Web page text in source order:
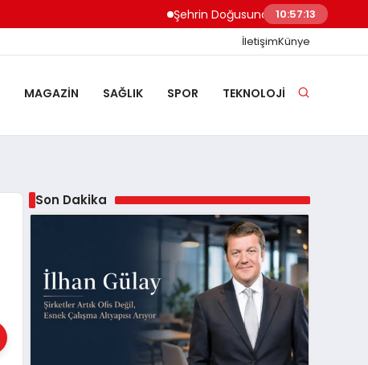
Şehrin Doğusundan Boğaz Kıyılarına
10:57:14
İletişimKünye
MAGAZIN SAĞLIK SPOR TEKNOLOJI
Son Dakika